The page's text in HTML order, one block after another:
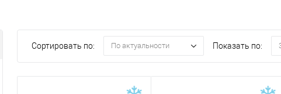
Сортировать по: По актуальности Показать по: